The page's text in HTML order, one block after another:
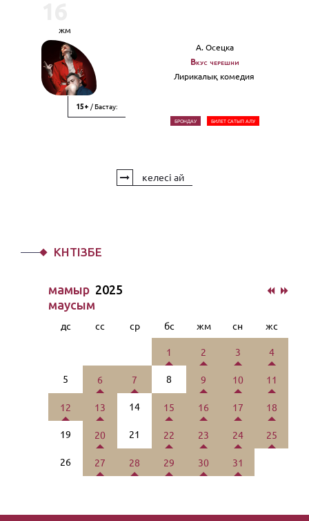
жм
15+ / Бастау:
А. Осецка
Вкус черешни
Лирикалық комедия
БРОНДАУ БИЛЕТ САТЫП АЛУ
келесі ай
КҮНТІЗБЕ
мамыр 2025
маусым
дс сс ср бс жм сн жс
1 2 3 4
5 6 7 8 9 10 11
12 13 14 15 16 17 18
19 20 21 22 23 24 25
26 27 28 29 30 31